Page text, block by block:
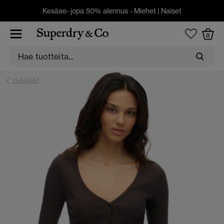
Kesäae- jopa 50% alennus - Miehet | Naiset
0
YLAOSAT